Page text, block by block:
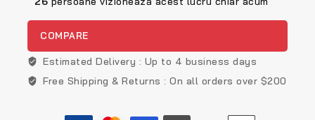
Gold
COMPARE
Estimated Delivery : Up to 4 business days
Free Shipping & Returns : On all orders over $200